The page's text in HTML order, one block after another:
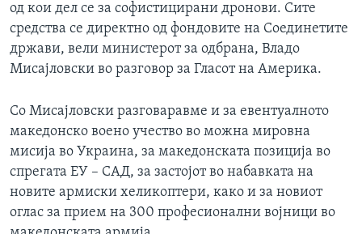
од кои дел се за софистицирани дронови. Сите
средства се директно од фондовите на Соединетите
држави, вели министерот за одбрана, Владо
Мисајловски во разговор за Гласот на Америка.
Со Мисајловски разговаравме и за евентуалното
македонско воено учество во можна мировна
мисија во Украина, за македонската позиција во
спрегата ЕУ – САД, за застојот во набавката на
новите армиски хеликоптери, како и за новиот
оглас за прием на 300 професионални војници во